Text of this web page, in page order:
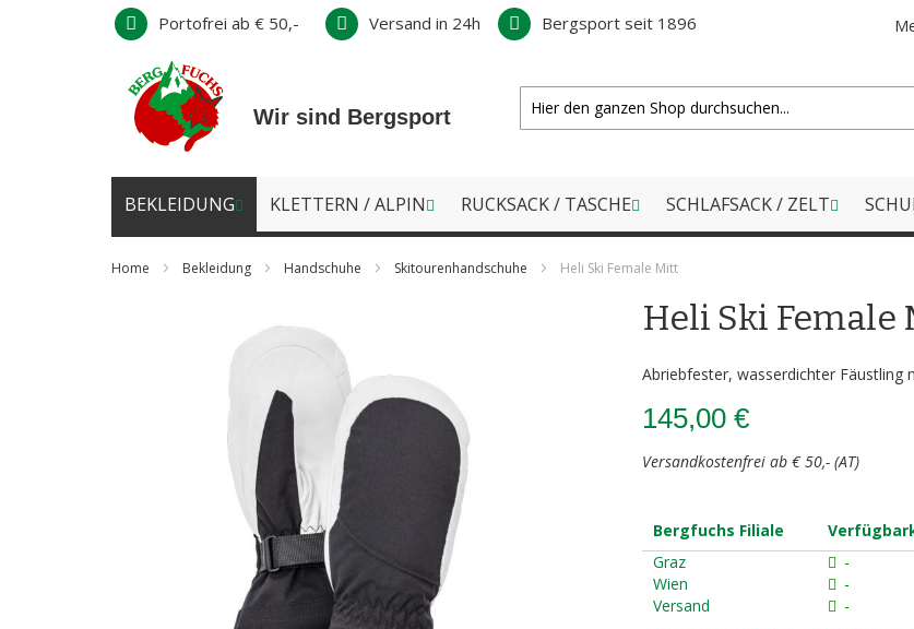
Direkt
Inhalt
Portofrei ab € 50,- Versand in 24h Bergsport seit 1896
Wir sind Bergsport
BEKLEIDUNG KLETTERN / ALPIN RUCKSACK / TASCHE SCHLAFSACK / ZELT
Home Bekleidung Handschuhe Skitourenhandschuhe Heli Ski Female Mitt
Heli Ski Female
Abriebfester, wasserdichter Fäustling
145,00 €
Versandkostenfrei ab € 50,- (AT)
Bergfuchs Filiale
Graz
-
Wien
-
Versand
-